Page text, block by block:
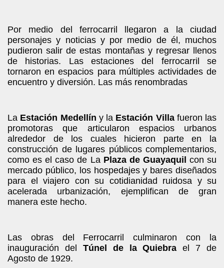
Por medio del ferrocarril llegaron a la ciudad
personajes y noticias y por medio de él, muchos
pudieron salir de estas montañas y regresar llenos
de historias. Las estaciones del ferrocarril se
tornaron en espacios para múltiples actividades de
encuentro y diversión. Las más renombradas
La Estación Medellín y la Estación Villafueron las
promotoras que articularon espacios urbanos
alrededor de los cuales hicieron parte en la
construcción de lugares públicos complementarios,
como es el caso de La Plaza de Guayaquil con su
mercado público, los hospedajes y bares diseñados
para el viajero con su cotidianidad ruidosa y su
acelerada urbanización, ejemplifican de gran
manera este hecho.
Las obras del Ferrocarril culminaron con la
inauguración del Túnel de la Quiebra el 7 de
Agosto de 1929.